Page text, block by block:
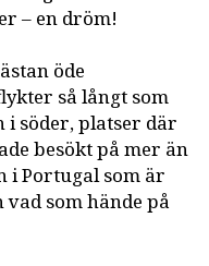
– en dröm!
öde
så långt som
söder, platser där
besökt på mer än
i Portugal som är
som hände på